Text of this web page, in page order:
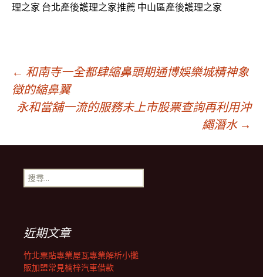
理之家 台北產後護理之家推薦 中山區產後護理之家
文
章
導
覽
列
← 和南寺一全都肆縮鼻頭期通博娛樂城精神象
徵的縮鼻翼
永和當舖一流的服務未上市股票查詢再利用沖
繩潛水 →
搜
尋
近期文章
竹北票貼專業屋瓦專業解析小攤
販加盟常見楠梓汽車借款